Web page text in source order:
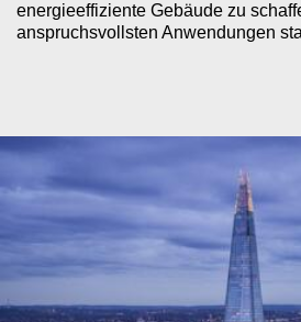
energieeffiziente Gebäude zu
anspruchsvollsten Anwendungen